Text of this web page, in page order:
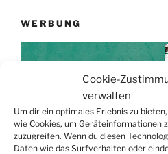
Cookie-
verwalten
Um dir ein optimales Erlebnis zu
wie Cookies, um Geräteinformationen
zuzugreifen. Wenn du diesen
Daten wie das Surfverhalten oder
WERBUNG